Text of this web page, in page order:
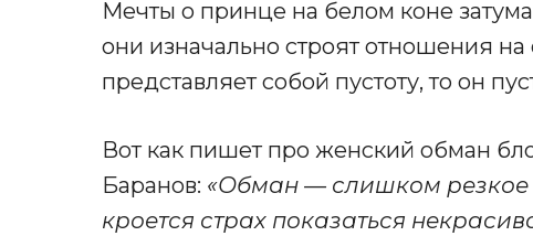
Мечты о принце на белом коне
они изначально строят отношения
представляет собой пустоту, то он
Вот как пишет про женский обман
Баранов: «Обман — слишком резкое
кроется страх показаться